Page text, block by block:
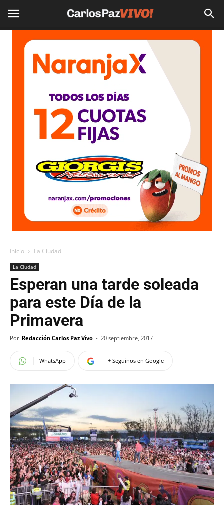
Inicio La Ciudad
La Ciudad
Esperan una tarde soleada
para este Día de la
Primavera
Por Redacción Carlos Paz Vivo - 20 septiembre, 2017
WhatsApp + Seguinos en Google